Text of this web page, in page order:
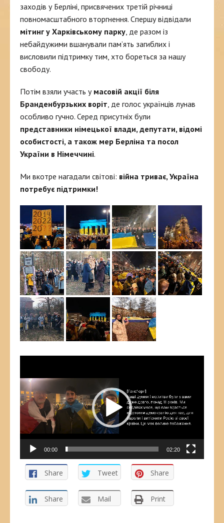
заходів у Берліні, присвячених третій річниці
повномасштабного вторгнення. Спершу відвідали
мітинг у Харківському парку, де разом із
небайдужими вшанували пам’ять загиблих і
висловили підтримку тим, хто бореться за нашу
свободу.
Потім взяли участь у масовій акції біля
Бранденбурзьких воріт, де голос українців лунав
особливо гучно. Серед присутніх були
представники німецької влади, депутати, відомі
особистості, а також мер Берліна та посол
України в Німеччині.
Ми вкотре нагадали світові: війна триває, Україна
потребує підтримки!
00:00 02:20
Share Tweet Share
Share Mail Print